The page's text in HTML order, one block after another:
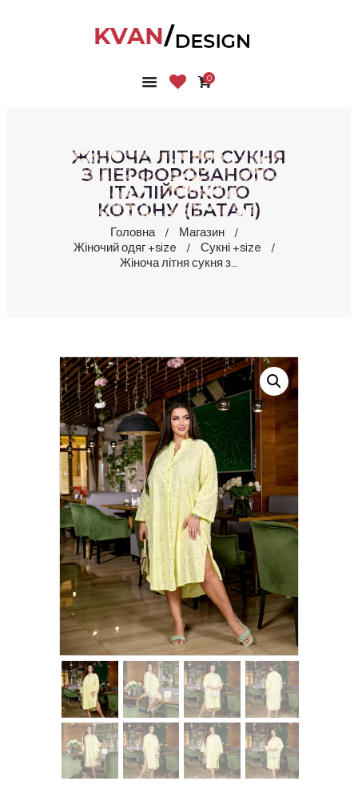
0
ЖІНОЧА ЛІТНЯ СУКНЯ
З ПЕРФОРОВАНОГО
ІТАЛІЙСЬКОГО
КОТОНУ (БАТАЛ)
Головна
Магазин
Жіночий одяг +size
Сукні +size
Жіноча літня сукня з...
ГОЛОВНА
ПРО НАС
БЛОГ
КОНТАКТИ
КАБІНЕТ